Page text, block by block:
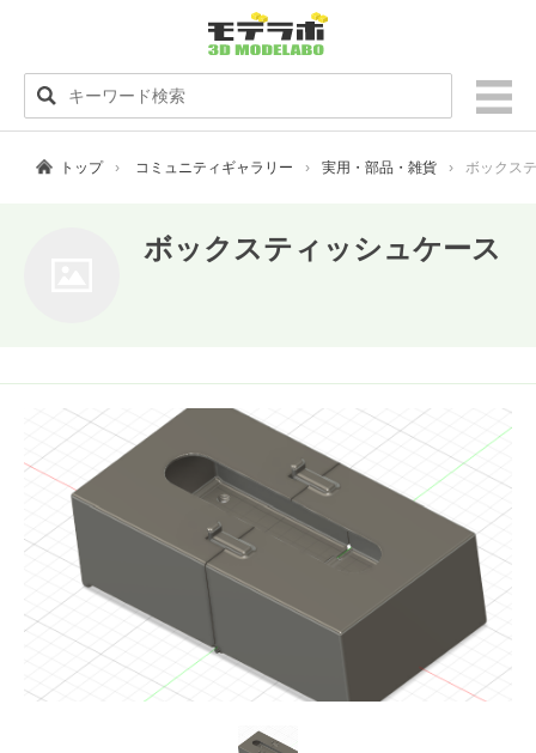
トップ コミュニティギャラリー 実用・部品・雑貨 ボックス
ボックスティッシュケース